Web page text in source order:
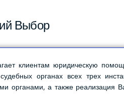
Выбор
клиентам юридическую
органах всех трех
органами, а также реализация